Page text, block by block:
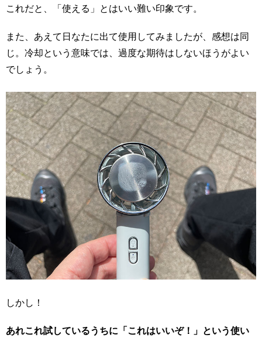
これだと、「使える」とはいい難い印象です。
また、あえて日なたに出て使用してみましたが、感想は同
じ。冷却という意味では、過度な期待はしないほうがよい
でしょう。
しかし！
あれこれ試しているうちに「これはいいぞ！」という使い